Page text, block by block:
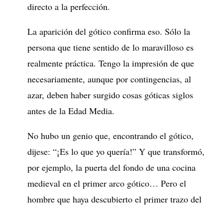
directo a la perfección.
La aparición del gótico confirma eso. Sólo la
persona que tiene sentido de lo maravilloso es
realmente práctica. Tengo la impresión de que
necesariamente, aunque por contingencias, al
azar, deben haber surgido cosas góticas siglos
antes de la Edad Media.
No hubo un genio que, encontrando el gótico,
dijese: “¡Es lo que yo quería!” Y que transformó,
por ejemplo, la puerta del fondo de una cocina
medieval en el primer arco gótico… Pero el
hombre que haya descubierto el primer trazo del